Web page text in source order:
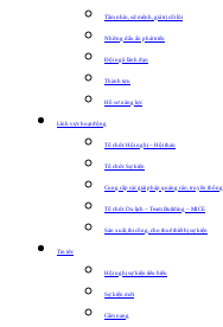
Tầm nhìn, sứ mệnh, giá trị cốt lõi
Những dấu ấn phát triển
Đội ngũ lãnh đạo
Thành tựu
Hồ sơ năng lực
Lĩnh vực hoạt động
Tổ chức Hội nghị – Hội thảo
Tổ chức Sự kiện
Cung cấp các giải pháp quảng cáo, truyền thông
Tổ chức Du lịch – Team Building – MICE
Sản xuất, thi công, cho thuê thiết bị sự kiện
Tin tức
Hội nghị sự kiện tiêu biểu
Sự kiện mới
Cẩm nang